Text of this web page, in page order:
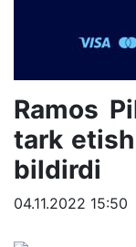
Ramos
tark
bildirdi
04.11.2022 15:50